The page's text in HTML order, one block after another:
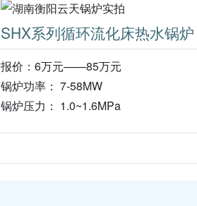
SHX系列循环流化床热水锅炉
报价：6万元——85万元
锅炉功率： 7-58MW
锅炉压力： 1.0~1.6MPa